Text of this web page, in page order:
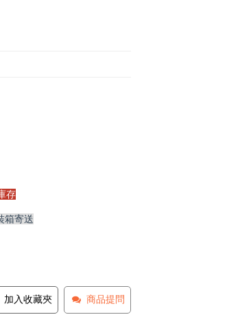
存
箱寄送
商品提問
加入收藏夾